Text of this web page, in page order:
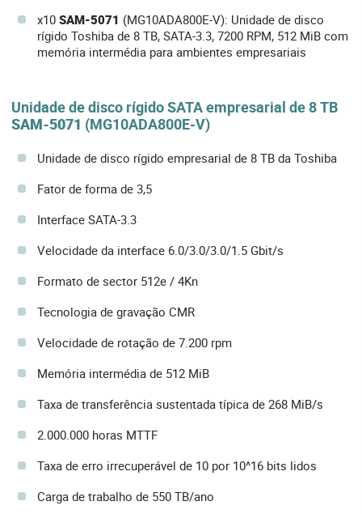
x10 SAM-5071 (MG10ADA800E-V): Unidade de disco
rígido Toshiba de 8 TB, SATA-3.3, 7200 RPM, 512 MiB com
memória intermédia para ambientes empresariais
Unidade de disco rígido SATA empresarial de 8 TB
SAM-5071 (MG10ADA800E-V)
Unidade de disco rígido empresarial de 8 TB da Toshiba
Fator de forma de 3,5
Interface SATA-3.3
Velocidade da interface 6.0/3.0/3.0/1.5 Gbit/s
Formato de sector 512e / 4Kn
Tecnologia de gravação CMR
Velocidade de rotação de 7.200 rpm
Memória intermédia de 512 MiB
Taxa de transferência sustentada típica de 268 MiB/s
2.000.000 horas MTTF
Taxa de erro irrecuperável de 10 por 10^16 bits lidos
Carga de trabalho de 550 TB/ano